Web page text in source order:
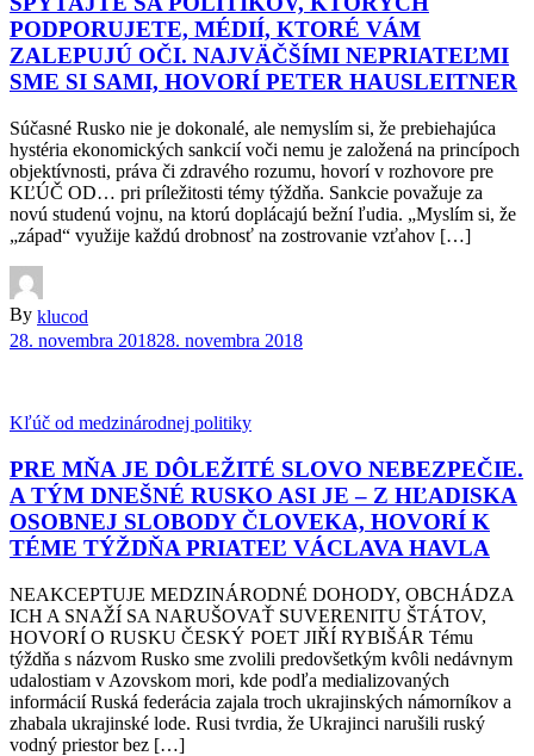
PODPORUJETE, MÉDIÍ, KTORÉ VÁM
ZALEPUJÚ OČI. NAJVÄČŠÍMI NEPRIATEĽMI
SME SI SAMI, HOVORÍ PETER HAUSLEITNER
Súčasné Rusko nie je dokonalé, ale nemyslím si, že prebiehajúca
hystéria ekonomických sankcií voči nemu je založená na princípoch
objektívnosti, práva či zdravého rozumu, hovorí v rozhovore pre
KĽÚČ OD… pri príležitosti témy týždňa. Sankcie považuje za
novú studenú vojnu, na ktorú doplácajú bežní ľudia. „Myslím si, že
„západ“ využije každú drobnosť na zostrovanie vzťahov […]
By klucod
28. novembra 201828. novembra 2018
Kľúč od medzinárodnej politiky
PRE MŇA JE DÔLEŽITÉ SLOVO NEBEZPEČIE.
A TÝM DNEŠNÉ RUSKO ASI JE – Z HĽADISKA
OSOBNEJ SLOBODY ČLOVEKA, HOVORÍ K
TÉME TÝŽDŇA PRIATEĽ VÁCLAVA HAVLA
NEAKCEPTUJE MEDZINÁRODNÉ DOHODY, OBCHÁDZA
ICH A SNAŽÍ SA NARUŠOVAŤ SUVERENITU ŠTÁTOV,
HOVORÍ O RUSKU ČESKÝ POET JIŘÍ RYBIŠÁR Tému
týždňa s názvom Rusko sme zvolili predovšetkým kvôli nedávnym
udalostiam v Azovskom mori, kde podľa medializovaných
informácií Ruská federácia zajala troch ukrajinských námorníkov a
zhabala ukrajinské lode. Rusi tvrdia, že Ukrajinci narušili ruský
vodný priestor bez […]